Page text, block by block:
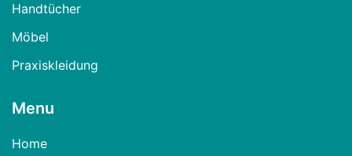
Handtücher
Möbel
Praxiskleidung
Menu
Home